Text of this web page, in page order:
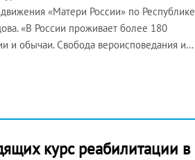
«Матери России» по Республике
«В России проживает более 180
и обычаи. Свобода вероисповедания и…
курс реабилитации в